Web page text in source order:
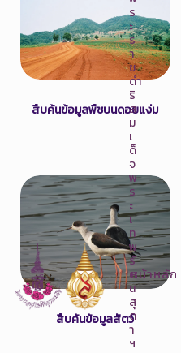
ร
ะ
ร
า
ช
ดำ
ริ
ส
ม
เ
ด็
จ
พ
ร
ะ
เ
ท
พ
รั
ต
น
สุ
ด
า
ฯ
หน้าหลัก
สืบค้นข้อมูลพืชบนดอยแง่ม
สืบค้นข้อมูลสัตว์